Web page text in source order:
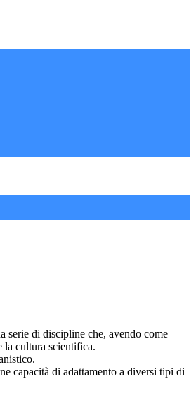
serie di discipline che, avendo come
la cultura scientifica.
capacità di adattamento a diversi tipi di